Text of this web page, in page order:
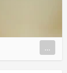
...